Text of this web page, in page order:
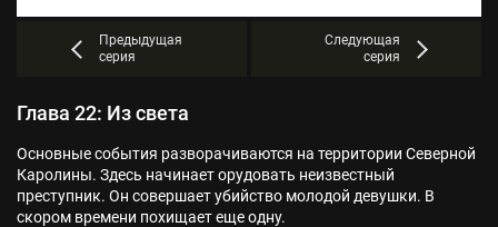
Предыдущая
серия
Следующая
серия
Глава 22: Из света
Основные события разворачиваются на территории Северной
Каролины. Здесь начинает орудовать неизвестный
преступник. Он совершает убийство молодой девушки. В
скором времени похищает еще одну.